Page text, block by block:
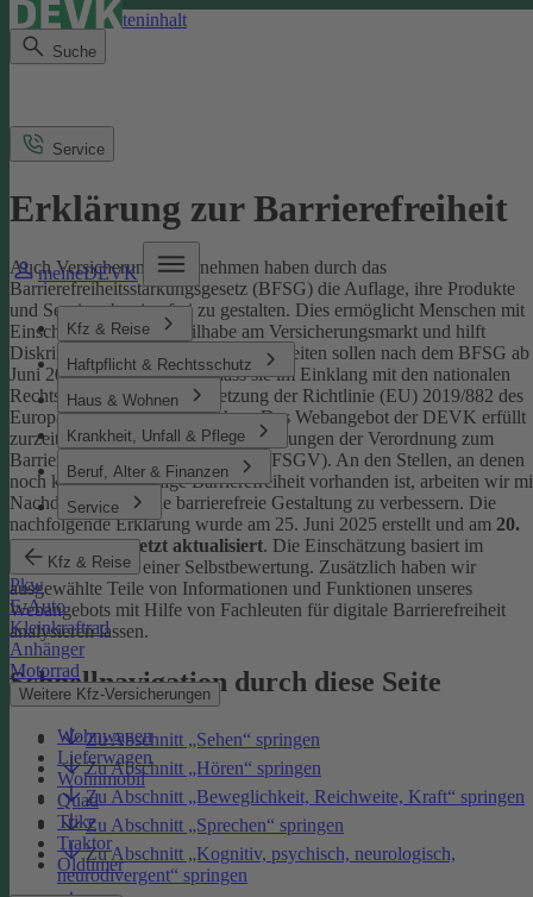
Direkt zum Seiteninhalt
Suche
meineDEVK
Kfz & Reise
Haftpflicht & Rechtsschutz
Haus & Wohnen
Krankheit, Unfall & Pflege
Beruf, Alter & Finanzen
Service
Kfz & Reise
Pkw
E-Auto
Kleinkraftrad
Anhänger
Motorrad
Weitere Kfz-Versicherungen
Wohnwagen
Lieferwagen
Wohnmobil
Quad
Trike
Traktor
Oldtimer
Service
Erklärung zur Barrierefreiheit
Auch Versicherungsunternehmen haben durch das
Barrierefreiheitsstärkungsgesetz (BFSG) die Auflage, ihre Produkte
und Services barrierefrei zu gestalten. Dies ermöglicht Menschen mit
Einschränkungen die Teilhabe am Versicherungsmarkt und hilft
Diskriminierung abzubauen. Internetseiten sollen nach dem BFSG ab
Juni 2025 so gestaltet sein, dass sie im Einklang mit den nationalen
Rechtsvorschriften zur Umsetzung der Richtlinie (EU) 2019/882 des
Europäischen Parlaments stehen.Das Webangebot der DEVK erfüllt
zurzeit nicht vollständig die Anforderungen der Verordnung zum
Barrierefreiheitsstärkungsgesetz (BFSGV). An den Stellen, an denen
noch keine vollständige Barrierefreiheit vorhanden ist, arbeiten wir
Nachdruck daran, die barrierefreie Gestaltung zu verbessern. Die
nachfolgende Erklärung wurde am 25. Juni 2025 erstellt und am 20.
Januar 2026 zuletzt aktualisiert. Die Einschätzung basiert im
Wesentlichen auf einer Selbstbewertung. Zusätzlich haben wir
ausgewählte Teile von Informationen und Funktionen unseres
Webangebots mit Hilfe von Fachleuten für digitale Barrierefreiheit
analysieren lassen.
Schnellnavigation durch diese Seite
Zu Abschnitt „Sehen“ springen
Zu Abschnitt „Hören“ springen
Zu Abschnitt „Beweglichkeit, Reichweite, Kraft“ springen
Zu Abschnitt „Sprechen“ springen
Zu Abschnitt „Kognitiv, psychisch, neurologisch,
neurodivergent“ springen